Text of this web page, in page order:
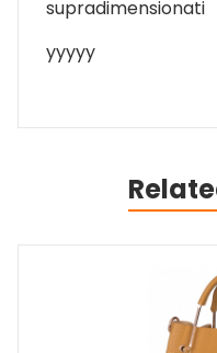
supradimensionati
yyyyy